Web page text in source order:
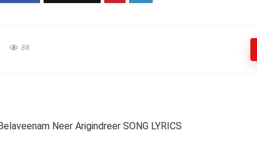
88
Neer Arigindreer SONG LYRICS